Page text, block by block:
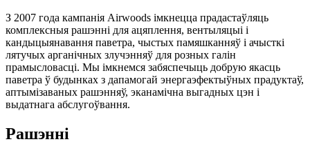
З 2007 года кампанія Airwoods імкнецца прадастаўляць
комплексныя рашэнні для ацяплення, вентыляцыі і
кандыцыянавання паветра, чыстых памяшканняў і ачысткі
лятучых арганічных злучэнняў для розных галін
прамысловасці. Мы імкнемся забяспечыць добрую якасць
паветра ў будынках з дапамогай энергаэфектыўных прадуктаў,
аптымізаваных рашэнняў, эканамічна выгадных цэн і
выдатнага абслугоўвання.
Рашэнні